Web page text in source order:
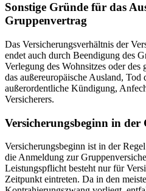
Sonstige Gründe für das
Gruppenvertrag
Das Versicherungsverhältnis der
endet auch durch Beendigung des
Verlegung des Wohnsitzes oder
das außereuropäische Ausland, Tod
außerordentliche Kündigung,
Versicherers.
Versicherungsbeginn in
Versicherungsbeginn ist in der
die Anmeldung zur
Leistungspflicht besteht nur für
Zeitpunkt eintreten. Da in den